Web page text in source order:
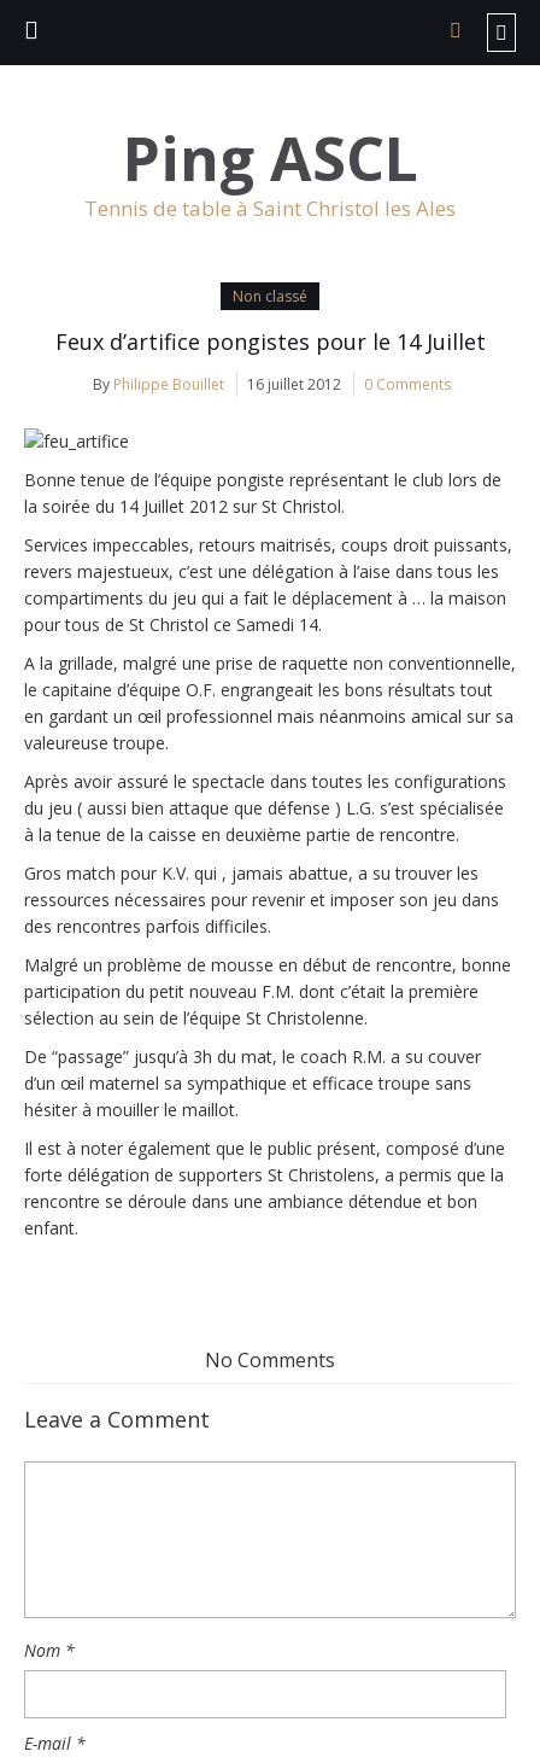
Ping ASCL
Tennis de table à Saint Christol les Ales
Non classé
Feux d’artifice pongistes pour le 14 Juillet
By Philippe Bouillet 16 juillet 2012 0 Comments
Bonne tenue de l’équipe pongiste représentant le club lors de
la soirée du 14 Juillet 2012 sur St Christol.
Services impeccables, retours maitrisés, coups droit puissants,
revers majestueux, c’est une délégation à l’aise dans tous les
compartiments du jeu qui a fait le déplacement à … la maison
pour tous de St Christol ce Samedi 14.
A la grillade, malgré une prise de raquette non conventionnelle,
le capitaine d’équipe O.F. engrangeait les bons résultats tout
en gardant un œil professionnel mais néanmoins amical sur sa
valeureuse troupe.
Après avoir assuré le spectacle dans toutes les configurations
du jeu ( aussi bien attaque que défense ) L.G. s’est spécialisée
à la tenue de la caisse en deuxième partie de rencontre.
Gros match pour K.V. qui , jamais abattue, a su trouver les
ressources nécessaires pour revenir et imposer son jeu dans
des rencontres parfois difficiles.
Malgré un problème de mousse en début de rencontre, bonne
participation du petit nouveau F.M. dont c’était la première
sélection au sein de l’équipe St Christolenne.
De “passage” jusqu’à 3h du mat, le coach R.M. a su couver
d’un œil maternel sa sympathique et efficace troupe sans
hésiter à mouiller le maillot.
Il est à noter également que le public présent, composé d’une
forte délégation de supporters St Christolens, a permis que la
rencontre se déroule dans une ambiance détendue et bon
enfant.
No Comments
Leave a Comment
Nom *
E-mail *